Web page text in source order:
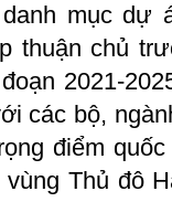
mục dự
thuận chủ
2021-
các bộ,
điểm
Thủ đô